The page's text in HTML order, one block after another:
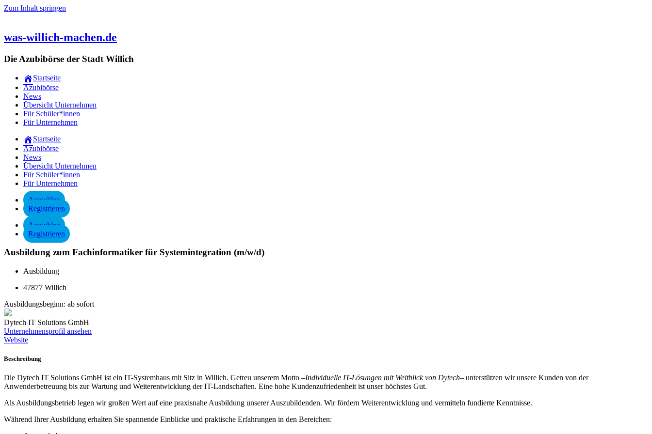
Zum Inhalt springen
was-willich-machen.de
Die Azubibörse der Stadt Willich
Startseite
Azubibörse
News
Übersicht Unternehmen
Für Schüler*innen
Für Unternehmen
Startseite
Azubibörse
News
Übersicht Unternehmen
Für Schüler*innen
Für Unternehmen
Anmelden
Registrieren
Anmelden
Registrieren
Ausbildung zum Fachinformatiker für Systemintegration (m/w/d)
Ausbildung
47877 Willich
Ausbildungsbeginn: ab sofort
Dytech IT Solutions GmbH
Unternehmensprofil ansehen
Website
Beschreibung
Die Dytech IT Solutions GmbH ist ein IT-Systemhaus mit Sitz in Willich. Getreu unserem Motto –Individuelle IT-Lösungen mit Weitblick von Dytech– unterstützen wir unsere Kunden von der
Anwenderbetreuung bis zur Wartung und Weiterentwicklung der IT-Landschaften. Eine hohe Kundenzufriedenheit ist unser höchstes Gut.
Als Ausbildungsbetrieb legen wir großen Wert auf eine praxisnahe Ausbildung unserer Auszubildenden. Wir fördern Weiterentwicklung und vermitteln fundierte Kenntnisse.
Während Ihrer Ausbildung erhalten Sie spannende Einblicke und praktische Erfahrungen in den Bereichen: